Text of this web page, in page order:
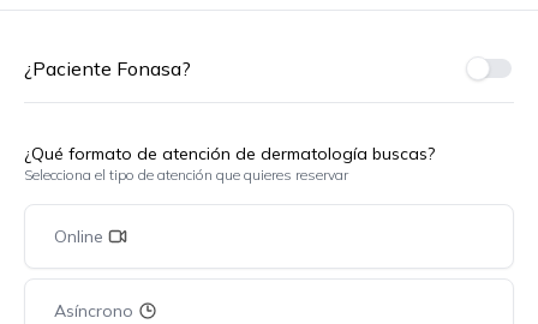
¿Paciente Fonasa?
¿Qué formato de atención de dermatología buscas?
Selecciona el tipo de atención que quieres reservar
Online
Asíncrono